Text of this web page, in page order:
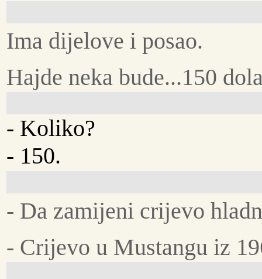
Ima dijelove i posao.
Hajde neka bude...150
- Koliko?
- 150.
- Da zamijeni crijevo
- Crijevo u Mustangu iz